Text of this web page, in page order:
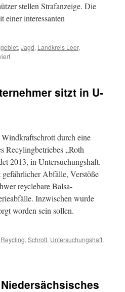
stellen Strafanzeige. Die
interessanten
, Jagd, Landkreis Leer,
für
EU-
Einstellung
des
Ermittlungsverfahrens
sitzt in U-
durch eine
Recylingbetriebes „Roth
2013, in Untersuchungshaft.
Abfälle, Verstöße
reyclebare Balsa-
Inzwischen wurde
worden sein sollen.
Reycling, Schrott, Untersuchungshaft,